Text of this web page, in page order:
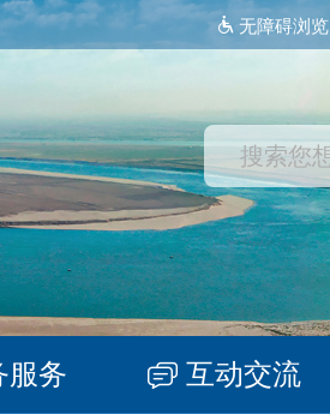
无障碍浏览
服务 互动交流